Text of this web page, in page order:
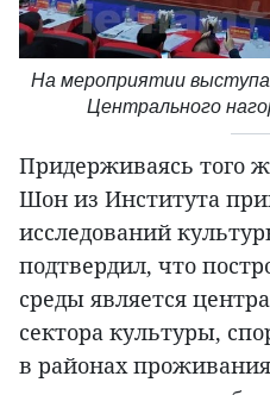
На мероприятии
Центрального
Придерживаясь того
Шон из Института
исследований
подтвердил, что
среды является
сектора культуры,
в районах